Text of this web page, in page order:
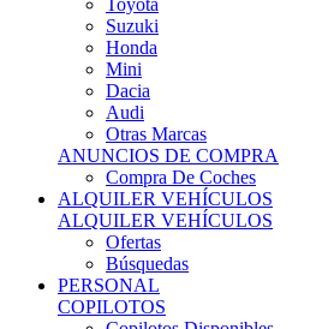
Honda
Mini
Dacia
Audi
Otras Marcas
ANUNCIOS DE COMPRA
Compra De Coches
ALQUILER VEHÍCULOS
ALQUILER VEHÍCULOS
Ofertas
Búsquedas
PERSONAL
COPILOTOS
Copilotos Disponibles
Busqueda De Copilotos